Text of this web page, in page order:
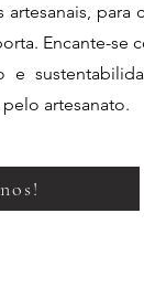
para
Encante-se
artesanato.